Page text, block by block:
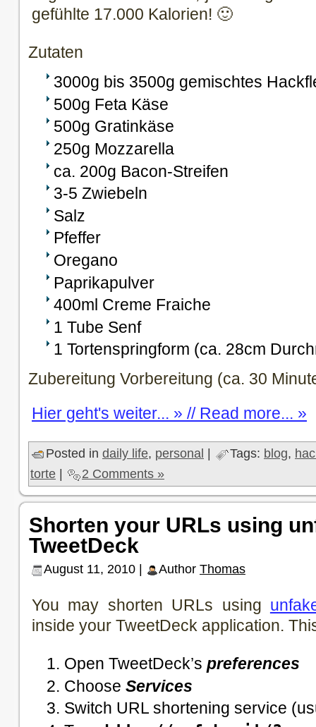
gefühlte 17.000 Kalorien! 🙂
Zutaten
3000g bis 3500g gemischtes
500g Feta Käse
500g Gratinkäse
250g Mozzarella
ca. 200g Bacon-Streifen
3-5 Zwiebeln
Salz
Pfeffer
Oregano
Paprikapulver
400ml Creme Fraiche
1 Tube Senf
1 Tortenspringform (ca. 28cm
Zubereitung Vorbereitung (ca. 30
Hier geht's weiter... » // Read more... »
Posted in daily life, personal Tags: blog,
torte
2 Comments »
Shorten your URLs using
TweetDeck
August 11, 2010 | Author Thomas
You may shorten URLs using
inside your TweetDeck application.
Open TweetDeck’s preferences
Choose Services
Switch URL shortening service